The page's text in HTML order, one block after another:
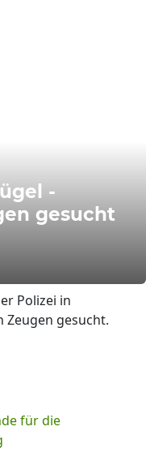
-
gesucht
Polizei in
Zeugen gesucht.